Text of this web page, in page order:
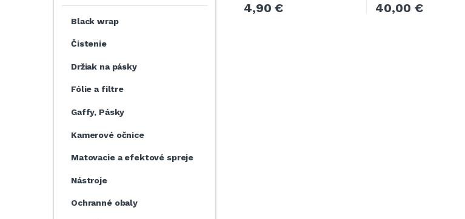
4,90€ 40,00 €
Black wrap
Čistenie
Držiak na pásky
Fólie a filtre
Gaffy, Pásky
Kamerové očnice
Matovacie a efektové spreje
Nástroje
Ochranné obaly